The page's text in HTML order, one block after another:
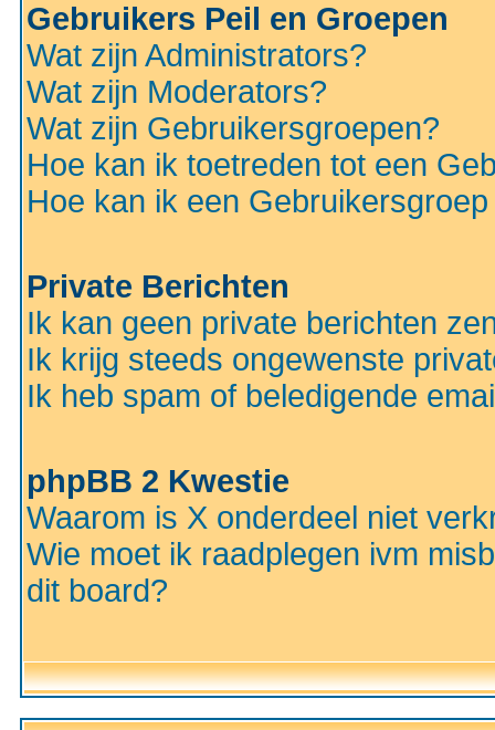
Gebruikers Peil en Groepen
Wat zijn Administrators?
Wat zijn Moderators?
Wat zijn Gebruikersgroepen?
Hoe kan ik toetreden tot een
Hoe kan ik een
Private Berichten
Ik kan geen private berichten
Ik krijg steeds ongewenste
Ik heb spam of beledigende
phpBB 2 Kwestie
Waarom is X onderdeel niet
Wie moet ik raadplegen ivm
dit board?